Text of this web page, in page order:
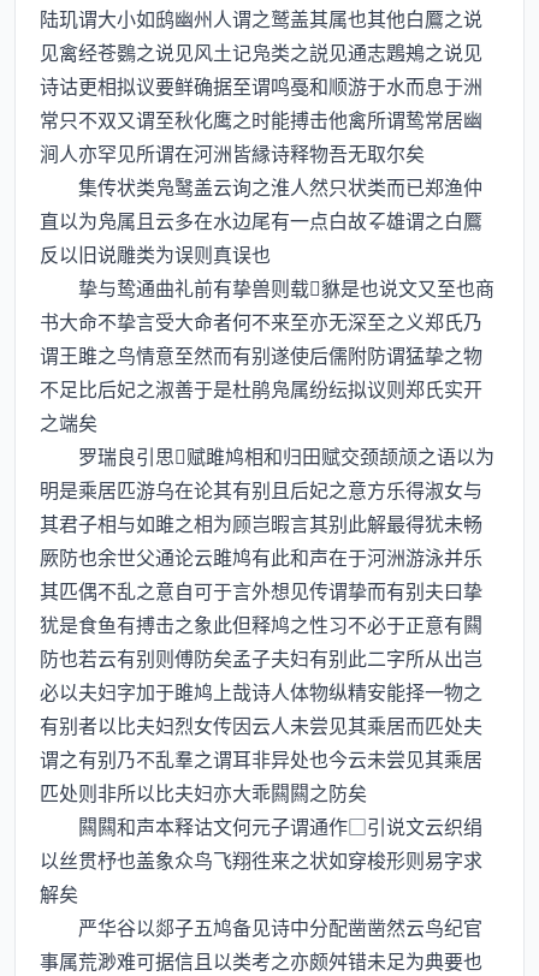
陆玑谓大小如鸱幽州人谓之鹫盖其属也其他白鷢之说
见禽经苍鷃之说见风土记凫类之説见通志鶗鴂之说见
诗诂更相拟议要鲜确据至谓鸣戞和顺游于水而息于洲
常只不双又谓至秋化鹰之时能搏击他禽所谓鸷常居幽
涧人亦罕见所谓在河洲皆縁诗释物吾无取尔矣
集传状类凫鹥盖云询之淮人然只状类而已郑渔仲
直以为凫属且云多在水边尾有一点白故雄谓之白鷢
反以旧说雕类为误则真误也
挚与鸷通曲礼前有挚兽则载貅是也说文又至也商
书大命不挚言受大命者何不来至亦无深至之义郑氏乃
谓王雎之鸟情意至然而有别遂使后儒附防谓猛挚之物
不足比后妃之淑善于是杜鹃凫属纷纭拟议则郑氏实开
之端矣
罗瑞良引思赋雎鸠相和归田赋交颈颉颃之语以为
明是乘居匹游乌在论其有别且后妃之意方乐得淑女与
其君子相与如雎之相为顾岂暇言其别此解最得犹未畅
厥防也余世父通论云雎鸠有此和声在于河洲游泳并乐
其匹偶不乱之意自可于言外想见传谓挚而有别夫曰挚
犹是食鱼有搏击之象此但释鸠之性习不必于正意有闗
防也若云有别则傅防矣孟子夫妇有别此二字所从出岂
必以夫妇字加于雎鸠上哉诗人体物纵精安能择一物之
有别者以比夫妇烈女传因云人未尝见其乘居而匹处夫
谓之有别乃不乱羣之谓耳非异处也今云未尝见其乘居
匹处则非所以比夫妇亦大乖闗闗之防矣
闗闗和声本释诂文何元子谓通作□引说文云织绢
以丝贯杼也盖象众鸟飞翔徃来之状如穿梭形则易字求
解矣
严华谷以郯子五鸠备见诗中分配凿凿然云鸟纪官
事属荒渺难可据信且以类考之亦颇舛错未足为典要也